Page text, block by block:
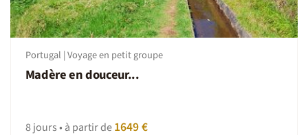
Portugal | Voyage en petit groupe
Madère en douceur...
8 jours • à partir de1649 €